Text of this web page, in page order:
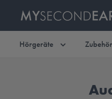
Hörgeräte Zubehör